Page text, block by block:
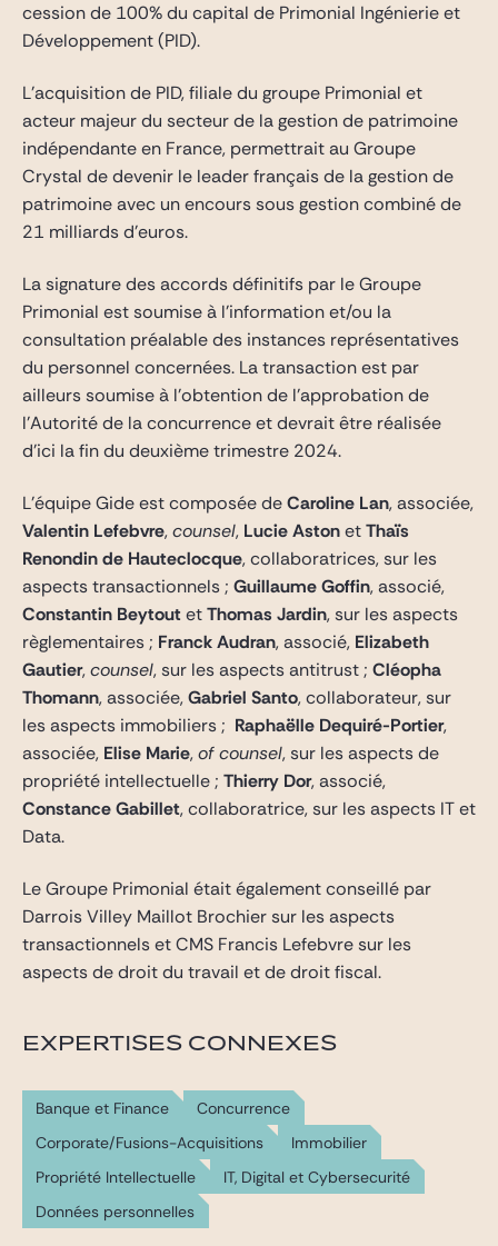
cession de 100% du capital de Primonial Ingénierie et
Développement (PID).
L’acquisition de PID, filiale du groupe Primonial et
acteur majeur du secteur de la gestion de patrimoine
indépendante en France, permettrait au Groupe
Crystal de devenir le leader français de la gestion de
patrimoine avec un encours sous gestion combiné de
21 milliards d’euros.
La signature des accords définitifs par le Groupe
Primonial est soumise à l’information et/ou la
consultation préalable des instances représentatives
du personnel concernées. La transaction est par
ailleurs soumise à l’obtention de l’approbation de
l’Autorité de la concurrence et devrait être réalisée
d’ici la fin du deuxième trimestre 2024.
L’équipe Gide est composée deCaroline Lan, associée,
Valentin Lefebvre,counsel, Lucie AstonetThaïs
Renondin de Hauteclocque, collaboratrices, sur les
aspects transactionnels ; Guillaume Goffin, associé,
Constantin BeytoutetThomas Jardin, sur les aspects
règlementaires ; Franck Audran, associé, Elizabeth
Gautier,counsel, sur les aspects antitrust ; Cléopha
Thomann, associée,Gabriel Santo, collaborateur, sur
les aspects immobiliers ; Raphaëlle Dequiré-Portier,
associée, Elise Marie,of counsel, sur les aspects de
propriété intellectuelle ; Thierry Dor, associé,
Constance Gabillet, collaboratrice, sur les aspects IT et
Data.
Le Groupe Primonial était également conseillé par
Darrois Villey Maillot Brochier sur les aspects
transactionnels et CMS Francis Lefebvre sur les
aspects de droit du travail et de droit fiscal.
EXPERTISES CONNEXES
Banque et Finance
Concurrence
Corporate/Fusions-Acquisitions
Immobilier
Propriété Intellectuelle
IT, Digital et Cybersecurité
Données personnelles